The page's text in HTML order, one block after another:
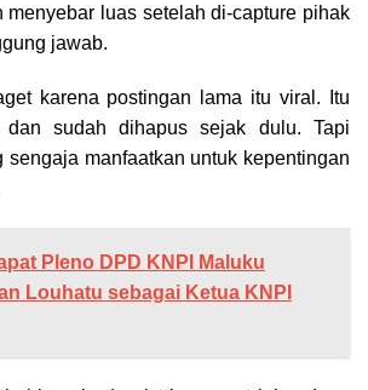
menyebar luas setelah di-capture pihak
jawab.
karena postingan lama itu viral. Itu
dan sudah dihapus sejak dulu. Tapi
sengaja manfaatkan untuk kepentingan
Pleno DPD KNPI Maluku
Louhatu sebagai Ketua KNPI